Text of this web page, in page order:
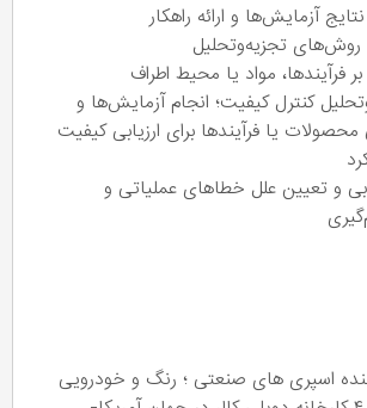
آزمایش‌ها و ارائه راهکار
روش‌های تجزیه‌وتحلیل
فرآیندها، مواد یا محیط اطراف
کنترل کیفیت؛ انجام آزمایش‌ها و
محصولات یا فرآیندها برای ارزیابی کیفیت
و تعیین علل خطاهای عملیاتی و
اسپری های صنعتی ؛ رنگ و خودرویی